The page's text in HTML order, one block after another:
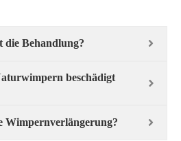
die Behandlung?
beschädigt
Wimpernverlängerung?